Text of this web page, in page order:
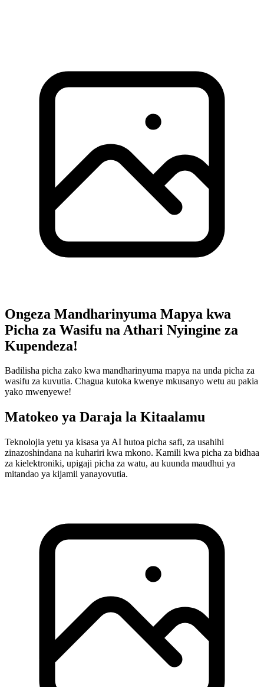
Ongeza Mandharinyuma Mapya kwa
Picha za Wasifu na Athari Nyingine za
Kupendeza!
Badilisha picha zako kwa mandharinyuma mapya na unda picha za
wasifu za kuvutia. Chagua kutoka kwenye mkusanyo wetu au pakia
yako mwenyewe!
Matokeo ya Daraja la Kitaalamu
Teknolojia yetu ya kisasa ya AI hutoa picha safi, za usahihi
zinazoshindana na kuhariri kwa mkono. Kamili kwa picha za bidhaa
za kielektroniki, upigaji picha za watu, au kuunda maudhui ya
mitandao ya kijamii yanayovutia.